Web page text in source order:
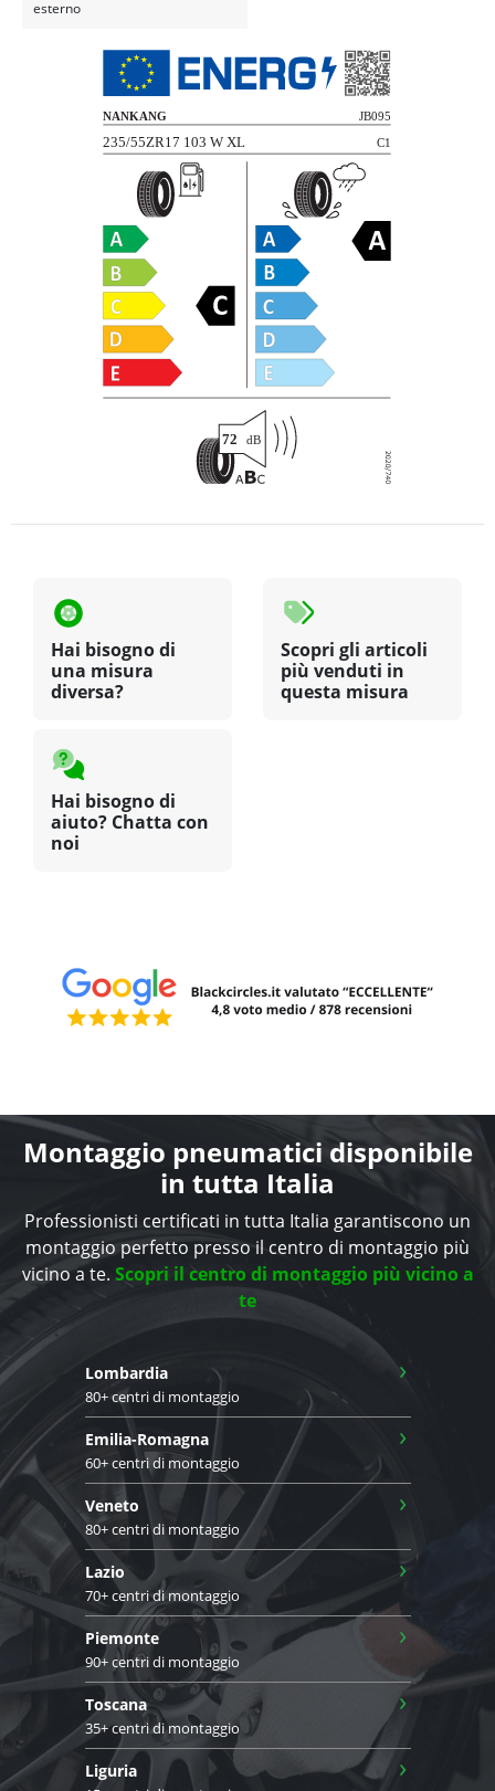
esterno
Hai bisogno di
una misura
diversa?
Scopri gli articoli
più venduti in
questa misura
Hai bisogno di
aiuto? Chatta con
noi
Montaggio pneumatici disponibile
in tutta Italia
Professionisti certificati in tutta Italia garantiscono un
montaggio perfetto presso il centro di montaggio più
vicino a te. Scopri il centro di montaggio più vicino a
te
Lombardia
80+ centri di montaggio
›
Emilia-Romagna
60+ centri di montaggio
›
Veneto
80+ centri di montaggio
›
Lazio
70+ centri di montaggio
›
Piemonte
90+ centri di montaggio
›
Toscana
35+ centri di montaggio
›
Liguria ›